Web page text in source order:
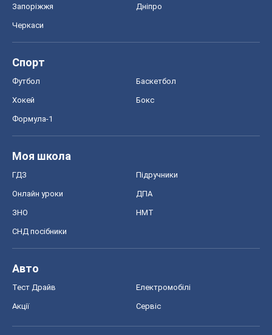
Запоріжжя Дніпро
Черкаси
Спорт
Футбол Баскетбол
Хокей Бокс
Формула-1
Моя школа
ГДЗ Підручники
Онлайн уроки ДПА
ЗНО НМТ
СНД посібники
Авто
Тест Драйв Електромобілі
Акції Сервіс